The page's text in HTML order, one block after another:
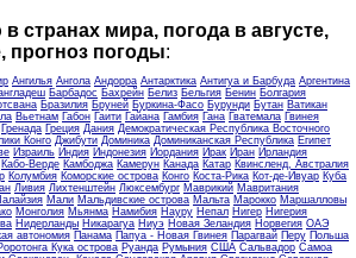
странах мира, погода в августе,
прогноз погоды:
Ангилья Ангола Андорра Антарктика Антигуа и Барбуда Аргентина
Барбадос Бахрейн Белиз Бельгия Бенин Болгария
Бразилия Бруней Буркина-Фасо Бурунди Бутан Ватикан
Вьетнам Габон Гаити Гайана Гамбия Гана Гватемала Гвинея
Гренада Греция Дания Демократическая Республика Восточного
Конго Джибути Доминика Доминиканская Республика Египет
Израиль Индия Индонезия Иордания Ирак Иран Ирландия
Кабо-Верде Камбоджа Камерун Канада Катар Квинсленд, Австралия
Колумбия Коморские острова Конго Коста-Рика Кот-де-Ивуар Куба
Ливия Лихтенштейн Люксембург Маврикий Мавритания
Мали Мальдивские острова Мальта Марокко Маршалловы
Монголия Мьянма Намибия Науру Непал Нигер Нигерия
Нидерланды Никарагуа Ниуэ Новая Зеландия Норвегия ОАЭ
автономия Панама Папуа - Новая Гвинея Парагвай Перу Польша
Кука острова Руанда Румыния США Сальвадор Самоа